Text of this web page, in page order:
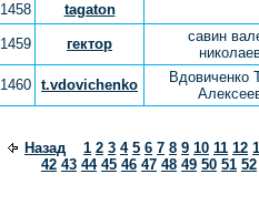
1458
tagaton
1459 гектор
савин
1460 t.vdovichenko
Вдовиченко
Назад 1 2 3 4 5 6 7 8 9 10 11 12
42 43 44 45 46 47 48 49 50 51 52